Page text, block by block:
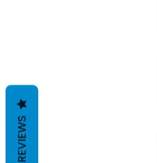
REVIEWS